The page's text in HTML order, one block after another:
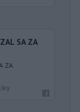
SA ZA
ZA